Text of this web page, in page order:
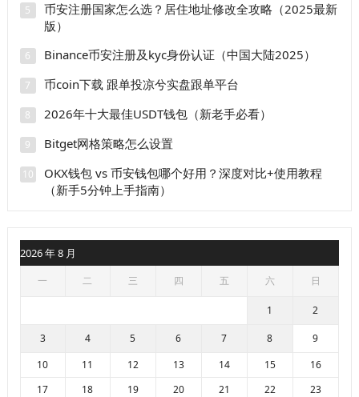
5
币安注册国家怎么选？居住地址修改全攻略（2025最新
版）
6 Binance币安注册及kyc身份认证（中国大陆2025）
7 币coin下载 跟单投凉兮实盘跟单平台
8 2026年十大最佳USDT钱包（新老手必看）
9 Bitget网格策略怎么设置
10
OKX钱包 vs 币安钱包哪个好用？深度对比+使用教程
（新手5分钟上手指南）
2026 年 8 月
一 二 三 四 五 六 日
1 2
3 4 5 6 7 8
9
10
11 12 13 14 15
16
17
18 19 20 21 22 23